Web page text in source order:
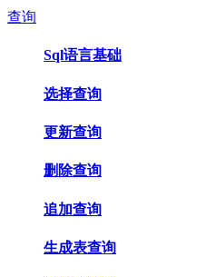
查询
Sql语言基础
选择查询
更新查询
删除查询
追加查询
生成表查询